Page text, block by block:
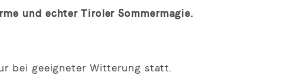
und echter Tiroler Sommermagie.
bei geeigneter Witterung statt.